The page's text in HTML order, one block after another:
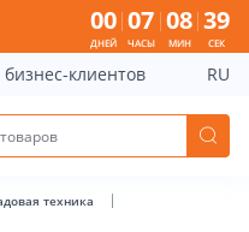
MAX 366X366X122CM
00
ДНЕЙ
07
ЧАСЫ
08
МИН
39
СЕК
клиентов RU
техника